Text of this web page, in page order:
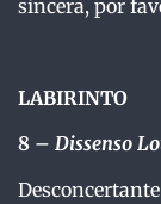
sincera, por
LABIRINTO
8 – Dissenso